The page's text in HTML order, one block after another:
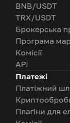
BNB/USDT
TRX/USDT
Брокерська
Програма
Комісії
API
Платежі
Платіжний
Плагіни для